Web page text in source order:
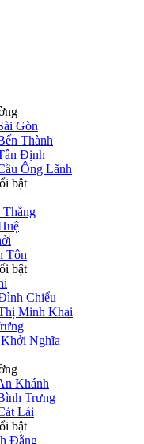
Gòn
Thành
Định
Ông Lãnh
bật
Tôn
bật
Chiểu
Minh Khai
Nghĩa
Khánh
Trưng
Lái
bật
Đằng